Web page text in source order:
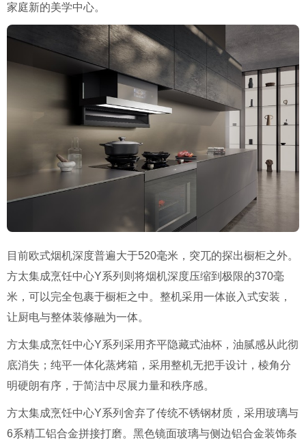
家庭新的美学中心。
目前欧式烟机深度普遍大于520毫米，突兀的探出橱柜之外。
方太集成烹饪中心Y系列则将烟机深度压缩到极限的370毫
米，可以完全包裹于橱柜之中。整机采用一体嵌入式安装，
让厨电与整体装修融为一体。
方太集成烹饪中心Y系列采用齐平隐藏式油杯，油腻感从此彻
底消失；纯平一体化蒸烤箱，采用整机无把手设计，棱角分
明硬朗有序，于简洁中尽展力量和秩序感。
方太集成烹饪中心Y系列舍弃了传统不锈钢材质，采用玻璃与
6系精工铝合金拼接打磨。黑色镜面玻璃与侧边铝合金装饰条